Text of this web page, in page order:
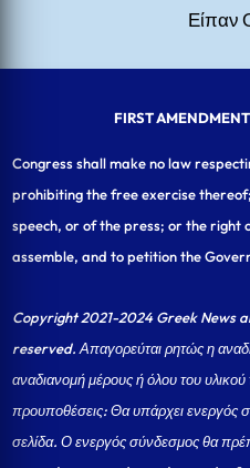
Είπαν
FIRST
Congress shall make no law
prohibiting the free exercise
speech, or of the press; or the right
assemble, and to petition the
Copyright 2021-2024 Greek News
reserved. Απαγορεύται ρητώς η
αναδιανομή μέρους ή όλου του
προυποθέσεις: Θα υπάρχει ενεργός
σελίδα.Ο ενεργός σύνδεσμος θα